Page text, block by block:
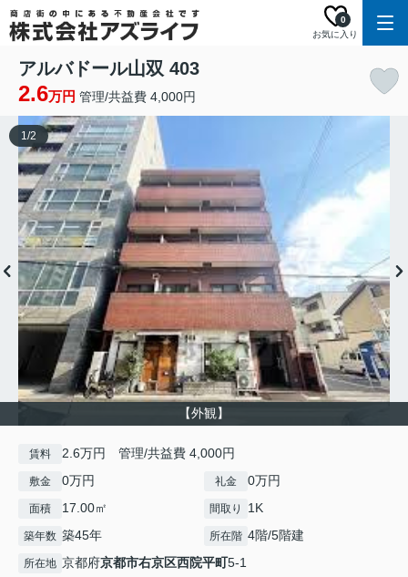
お気に入り
0
アルバドール山双 403
2.6万円 管理/共益費 4,000円
【外観】
1/2
賃料 2.6万円 管理/共益費 4,000円
敷金 0万円 礼金 0万円
面積 17.00㎡ 間取り 1K
築年数 築45年 所在階 4階/5階建
所在地 京都府京都市右京区西院平町5-1